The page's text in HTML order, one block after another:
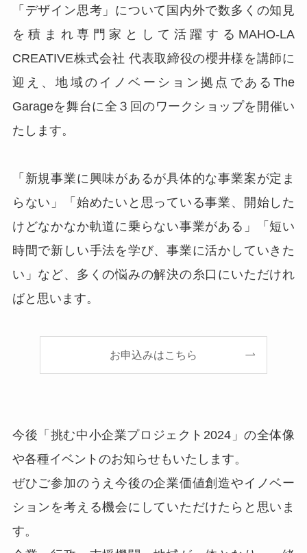
「デザイン思考」について国内外で数多くの知見
を積まれ専門家として活躍するMAHO-LA
CREATIVE株式会社 代表取締役の櫻井様を講師に
迎え、地域のイノベーション拠点であるThe
Garageを舞台に全３回のワークショップを開催い
たします。
「新規事業に興味があるが具体的な事業案が定ま
らない」「始めたいと思っている事業、開始した
けどなかなか軌道に乗らない事業がある」「短い
時間で新しい手法を学び、事業に活かしていきた
い」など、多くの悩みの解決の糸口にいただけれ
ばと思います。
お申込みはこちら
今後「挑む中小企業プロジェクト2024」の全体像
や各種イベントのお知らせもいたします。
ぜひご参加のうえ今後の企業価値創造やイノベー
ションを考える機会にしていただけたらと思いま
す。